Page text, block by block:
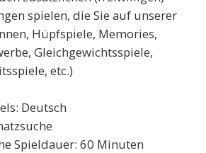
spielen, die Sie auf unserer
Hüpfspiele, Memories,
Gleichgewichtsspiele,
etc.)
Deutsch
Spieldauer: 60 Minuten